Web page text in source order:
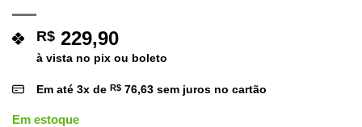
R$ 229,90
à vista no pix ou boleto
Em até 3x de R$ 76,63 sem juros no cartão
Em estoque